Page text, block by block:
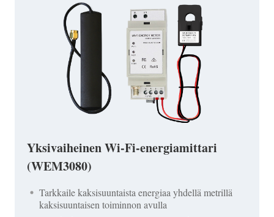
Yksivaiheinen Wi-Fi-energiamittari
(WEM3080)
Tarkkaile kaksisuuntaista energiaa yhdellä metrillä
kaksisuuntaisen toiminnon avulla